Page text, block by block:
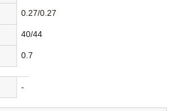
0.27/0.27
40/44
0.7
-